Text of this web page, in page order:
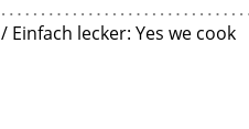
/ Einfach lecker: Yes we cook